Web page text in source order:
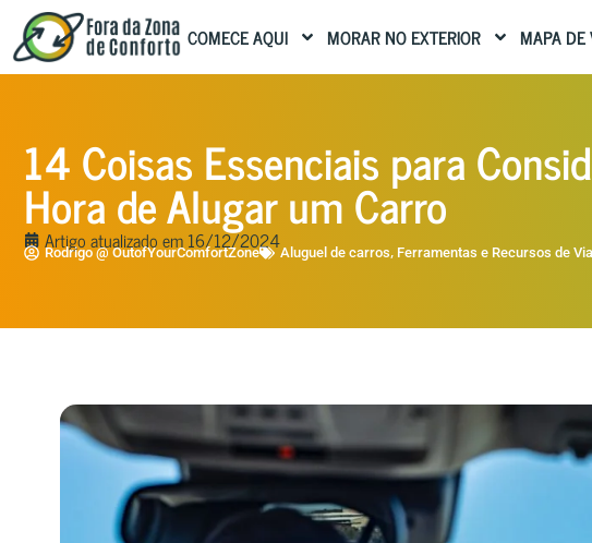
COMECE AQUI MORAR NO EXTERIOR MAPA DE
14 Coisas Essenciais para
Hora de Alugar um Carro
Artigo atualizado em16/12/2024
Rodrigo @ OutofYourComfortZone Aluguel de carros, Ferramentas e Recursos de